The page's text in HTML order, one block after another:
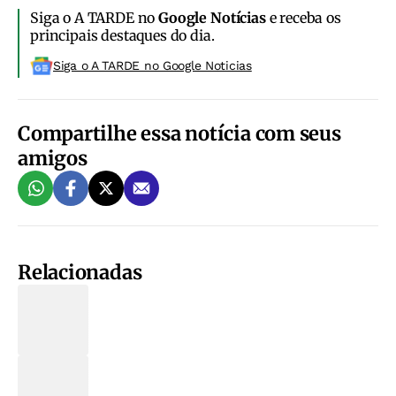
Siga o A TARDE noGoogle Notíciase receba os
principais destaques do dia.
Siga o A TARDE no Google Noticias
Compartilhe essa notícia com seus
amigos
Relacionadas